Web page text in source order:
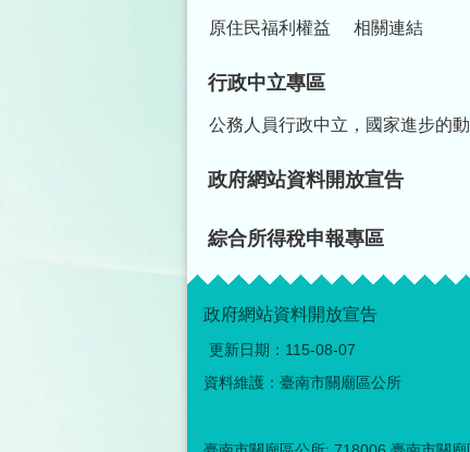
原住民福利權益 相關連結
行政中立專區
公務人員行政中立，國家進步的
政府網站資料開放宣告
綜合所得稅申報專區
政府網站資料開放宣告
更新日期： 115-08-07
資料維護：臺南市關廟區公所